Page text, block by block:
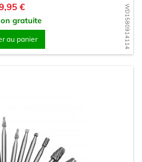
WD1580914114
€
gratuite
au panier